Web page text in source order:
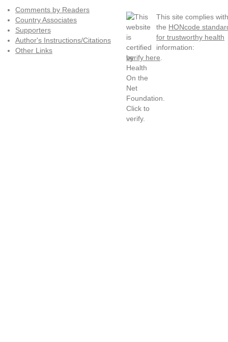
Comments by Readers
Country Associates
Supporters
Author's Instructions/Citations
Other Links
This site complies with
the HONcode
for trustworthy health
information:
verify here